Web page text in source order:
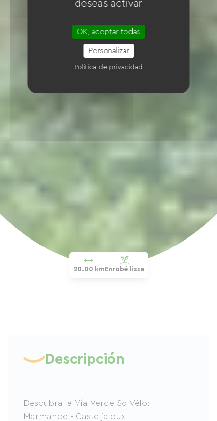
20.00 kmEnrobé lisse
Descripción
Descubra la Vía Verde So-Vélo:
Marmande - Casteljaloux
deseas activar
OK, aceptar todas
Personalizar
Política de privacidad